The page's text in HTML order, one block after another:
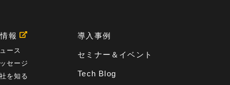
報
ース
セージ
を知る
導入事例
セミナー＆イベント
Tech Blog